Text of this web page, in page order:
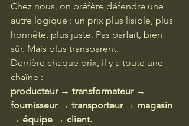
Chez nous, on préfère défendre une
autre logique : un prix plus lisible, plus
honnête, plus juste. Pas parfait, bien
sûr. Mais plus transparent.
Derrière chaque prix, il y a toute une
chaîne :
producteur → transformateur →
fournisseur → transporteur → magasin
→ équipe → client.